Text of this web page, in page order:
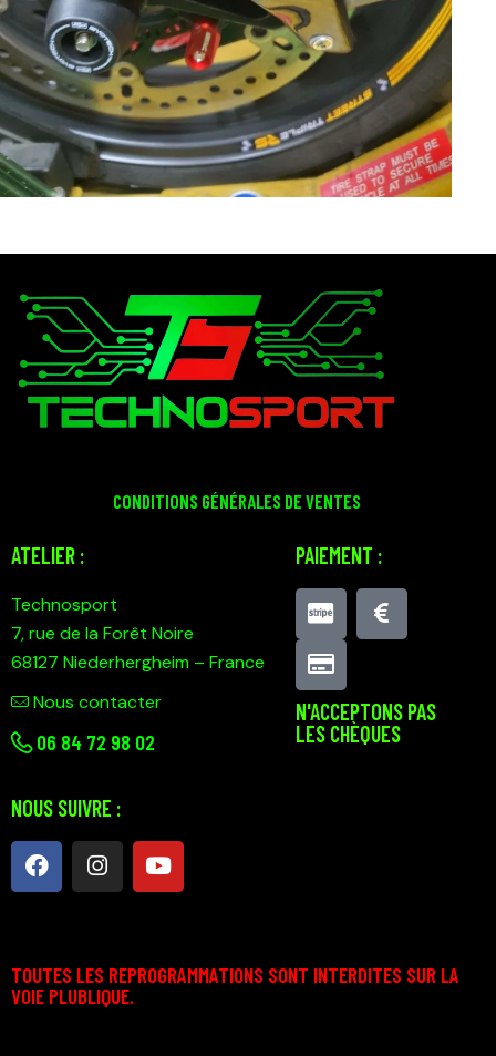
CONDITIONS GÉNÉRALES DE VENTES
ATELIER :
Technosport
7, rue de la Forêt Noire
68127 Niederhergheim – France
Nous contacter
06 84 72 98 02
PAIEMENT :
N'ACCEPTONS PAS
LES CHÈQUES
NOUS SUIVRE :
TOUTES LES REPROGRAMMATIONS SONT INTERDITES SUR LA
VOIE PLUBLIQUE.